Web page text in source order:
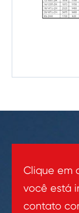
Clique em
você está
contato